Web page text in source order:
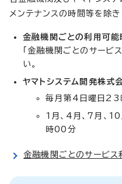
メンテナンスの時間等を除き
金融機関ごとの利用可能
「金融機関ごとのサービ
い。
ヤマトシステム開発株式
毎月第4日曜日
1月、4月、7月、
時00分
金融機関ごとのサービス